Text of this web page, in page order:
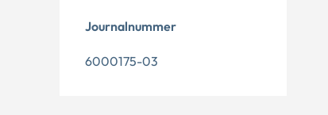
Journalnummer
6000175-03